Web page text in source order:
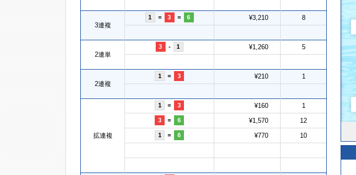
3連複
1 = 3 = 6 ¥3,210 8
2連単
3 - 1 ¥1,260 5
2連複
1 = 3 ¥210 1
拡連複
1 = 3 ¥160 1
3 = 6 ¥1,570 12
1 = 6 ¥770 10